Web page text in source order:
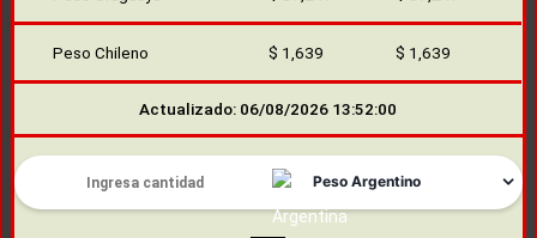
Peso Chileno $ 1,639 $ 1,639
Actualizado: 06/08/2026 13:52:00